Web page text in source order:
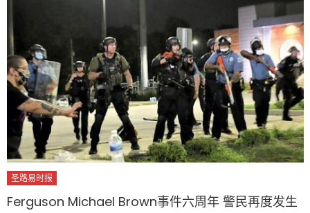
圣路易时报
Ferguson Michael Brown事件六周年 警民再度发生